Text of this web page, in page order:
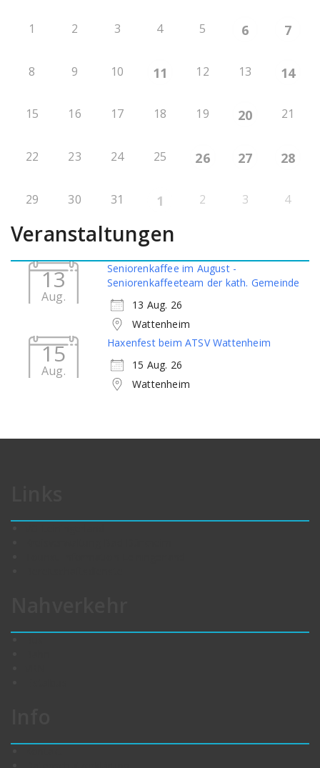
1 2 3 4 5 6 7
8 9 10 11 12 13 14
15 16 17 18 19 20 21
22 23 24 25 26 27 28
29 30 31 1 2 3 4
Veranstaltungen
13
Aug.
Seniorenkaffee im August -
Seniorenkaffeeteam der kath. Gemeinde
13 Aug. 26
Wattenheim
15
Aug.
Haxenfest beim ATSV Wattenheim
15 Aug. 26
Wattenheim